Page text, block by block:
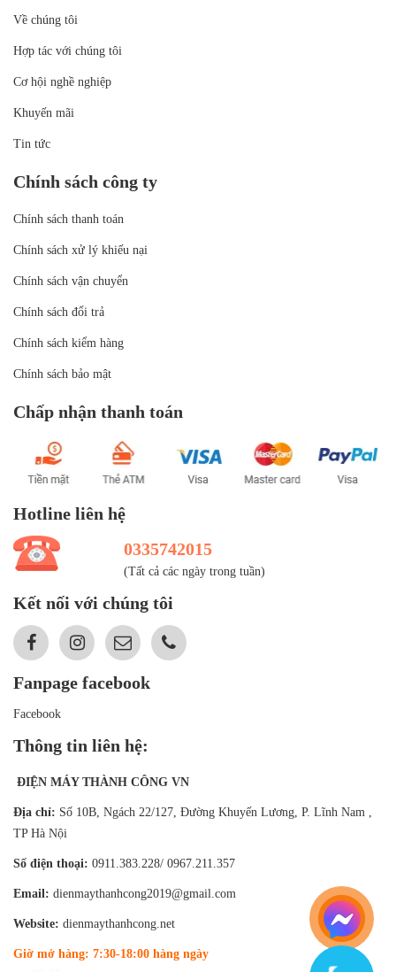
Về chúng tôi
Hợp tác với chúng tôi
Cơ hội nghề nghiệp
Khuyến mãi
Tin tức
Chính sách công ty
Chính sách thanh toán
Chính sách xử lý khiếu nại
Chính sách vận chuyển
Chính sách đổi trả
Chính sách kiểm hàng
Chính sách bảo mật
Chấp nhận thanh toán
Hotline liên hệ
0335742015
(Tất cả các ngày trong tuần)
Kết nối với chúng tôi
Fanpage facebook
Facebook
Thông tin liên hệ:
ĐIỆN MÁY THÀNH CÔNG VN
Địa chỉ: Số 10B, Ngách 22/127, Đường Khuyến Lương, P. Lĩnh Nam ,
TP Hà Nội
Số điện thoại: 0911.383.228/ 0967.211.357
Email: dienmaythanhcong2019@gmail.com
Website: dienmaythanhcong.net
Giờ mở hàng: 7:30-18:00 hàng ngày